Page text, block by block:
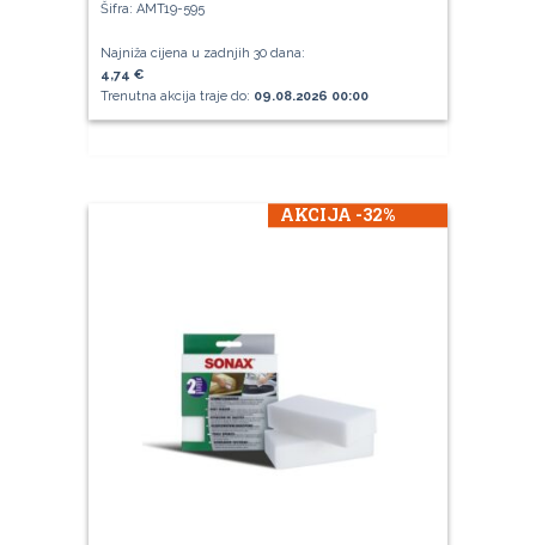
Šifra: AMT19-595
Najniža cijena u zadnjih 30 dana:
4,74 €
Trenutna akcija traje do: 09.08.2026 00:00
AKCIJA -32%